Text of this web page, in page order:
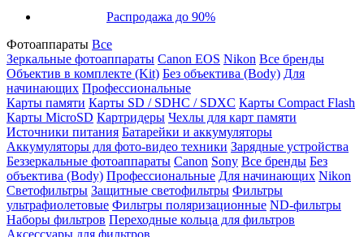
Распродажа до 90%
Фотоаппараты Все
Зеркальные фотоаппараты Canon EOS Nikon Все бренды
Объектив в комплекте (Kit) Без объектива (Body) Для
начинающих Профессиональные
Карты памяти Карты SD / SDHC / SDXC Карты Compact Flash
Карты MicroSD Картридеры Чехлы для карт памяти
Источники питания Батарейки и аккумуляторы
Аккумуляторы для фото-видео техники Зарядные устройства
Беззеркальные фотоаппараты Canon Sony Все бренды Без
объектива (Body) Профессиональные Для начинающих Nikon
Светофильтры Защитные светофильтры Фильтры
ультрафиолетовые Фильтры поляризационные ND-фильтры
Наборы фильтров Переходные кольца для фильтров
Аксессуары для фильтров